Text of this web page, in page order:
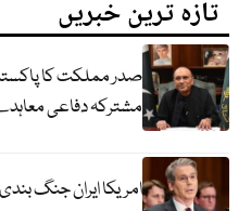
تازہ ترین خبریں
صدر مملکت کا
مشترکہ دفاعی
امریکا ایران جنگ